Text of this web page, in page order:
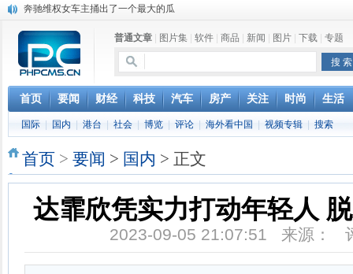
奔驰维权女车主捅出了一个最大的瓜
DS四款新能源车型上海车展亚洲首秀
苹果与高通和解 英特尔失去重要移动客户
小米高管：虽然高通与苹果和解，但5G iPhone最快明年下半年发布
iOS 13加入黑暗模式 多功能加持6月份见
高通与苹果达成和解，双方达成6年许可协议
这个会有点意思 民警向群众报告工作
普通文章 图片集 软件 商品 新闻 图片 下载 专题
首页 要闻 财经 科技 汽车 房产 关注 时尚 生活
国际 国内 港台 社会 博览 评论 海外看中国 视频专辑 搜索
首页 > 要闻 > 国内 > 正文
达霏欣凭实力打动年轻人
2023-09-05 21:07:51 来源：